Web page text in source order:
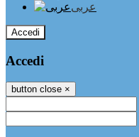
عربى
Accedi
Accedi
button close ×